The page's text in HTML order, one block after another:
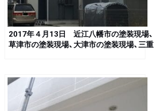
2017年４月13日 近江八幡市の塗装現場、
草津市の塗装現場、大津市の塗装現場、三重